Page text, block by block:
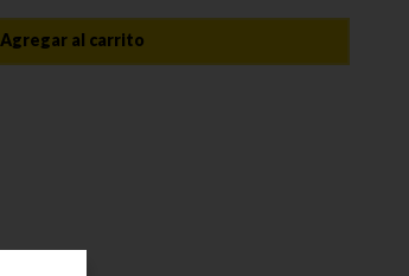
Agregar al carrito